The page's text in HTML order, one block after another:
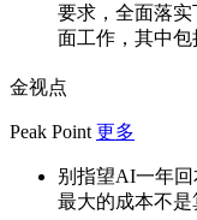
要求，全面落
面工作，其中包
金视点
Peak Point 更多
别指望AI一年
最大的成本不是